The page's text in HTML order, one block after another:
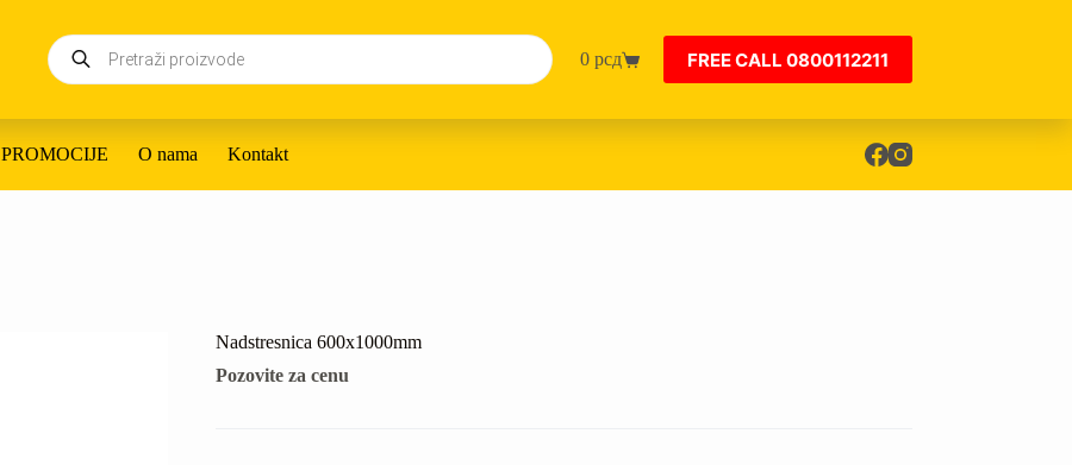
Products
search
Shopping
0 рсд FREE CALL 0800112211
PROMOCIJE O nama Kontakt
Nadstresnica 600x1000mm
Pozovite za cenu